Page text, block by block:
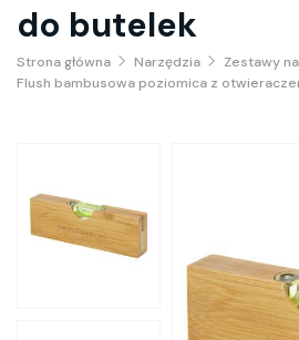
do butelek
Strona główna Narzędzia
Zestawy
Flush bambusowa poziomica z